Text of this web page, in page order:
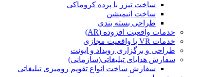
ساخت تیزر با پرده کروماکی
ساخت انیمیشن
طراحی بسته بندی
خدمات واقعیت افزوده (AR)
خدمات VR یا واقعیت مجازی
طراحی و برگزاری رویداد و ایونت
سفارش هدایای تبلیغاتی(سازمانی)
سفارش ساخت انواع تقویم رومیزی تبلیغاتی